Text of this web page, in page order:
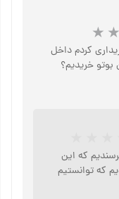
کردم داخل
بوتو خریدیم؟
که این
که توانستیم